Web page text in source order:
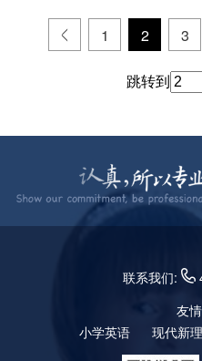
1 2 3
跳转到
联系我们:
友
小学英语
现代新